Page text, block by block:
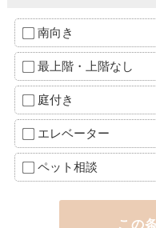
南向き
最上階・上階なし
庭付き
エレベーター
ペット相談